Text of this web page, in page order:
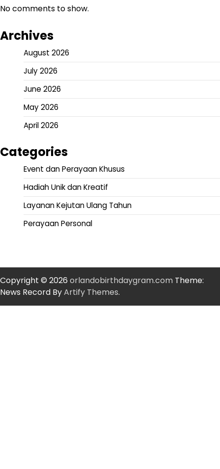
No comments to show.
Archives
August 2026
July 2026
June 2026
May 2026
April 2026
Categories
Event dan Perayaan Khusus
Hadiah Unik dan Kreatif
Layanan Kejutan Ulang Tahun
Perayaan Personal
Copyright © 2026 orlandobirthdaygram.com Theme:
News Record ByArtify Themes.